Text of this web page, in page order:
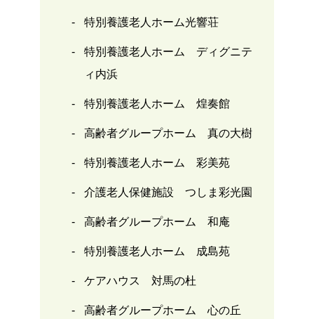
特別養護老人ホーム光響荘
特別養護老人ホーム ディグニテ
ィ内浜
特別養護老人ホーム 煌奏館
高齢者グループホーム 真の大樹
特別養護老人ホーム 彩美苑
介護老人保健施設 つしま彩光園
高齢者グループホーム 和庵
特別養護老人ホーム 成島苑
ケアハウス 対馬の杜
高齢者グループホーム 心の丘